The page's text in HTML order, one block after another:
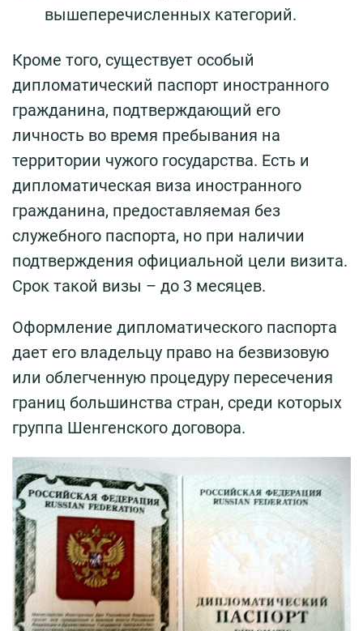
вышеперечисленных категорий.
Кроме того, существует особый
дипломатический паспорт иностранного
гражданина, подтверждающий его
личность во время пребывания на
территории чужого государства. Есть и
дипломатическая виза иностранного
гражданина, предоставляемая без
служебного паспорта, но при наличии
подтверждения официальной цели визита.
Срок такой визы – до 3 месяцев.
Оформление дипломатического паспорта
дает его владельцу право на безвизовую
или облегченную процедуру пересечения
границ большинства стран, среди которых
группа Шенгенского договора.